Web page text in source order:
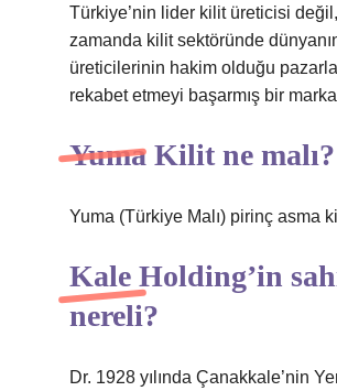
Türkiye’nin lider kilit üreticisi değil,
zamanda kilit sektöründe
üreticilerinin hakim olduğu
rekabet etmeyi başarmış bir
Yuma Kilit ne malı?
Yuma (Türkiye Malı) pirinç asma
Kale Holding’in
nereli?
Dr. 1928 yılında Çanakkale’nin